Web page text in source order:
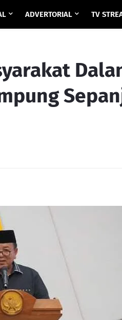
ADVERTORIAL TV